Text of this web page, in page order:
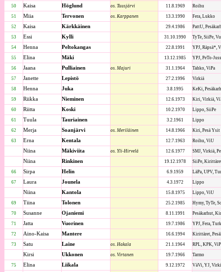
50 Kaisa Höglund os. Tuusjärvi 11.8.1969 Roihu
51 Miia Tervonen os. Karppanen 13.3.1990 Fera, Lukko
52 Kaisa Kärkkäinen 29.4.1986 PattU,
53 Essi Kylli 31.10.1990 TyTe, SiiPe,
54 Henna Peltokangas 22.8.1991 YPJ, Räpsä*,
55 Elina Mäki 13.12.1985 YPJ, PeTo-
56 Jaana Pulliainen os. Majuri 31.1.1964 Tahko, ViPa
57 Janette Lepistö 27.2.1996 Virkiä
58 Henna Juka 3.8.1995 KeKi,
59 Riikka Nieminen 12.6.1973 Kiri, Virkiä,
60 Riitta Koski 10.2.1970 Lippo, SiiPe
61 Tuula Tauriainen 3.2.1961 Lippo
62 Merja Soanjärvi os. Meriläinen 14.8.1966 Kiri, Pesä Ysit
63 Erna Kentala 12.7.1963 Roihu, ViU
Niina Mäkiviita os. Yli-Hirvelä 12.6.1977 SMJ, Virkiä,
Niina Rinkinen 19.12.1978 SiiPe,
66 Sirpa Helin 6.9.1959 LäPa, UPV,
67 Laura Jounela 4.3.1972 Lippo
Niina Kantola 15.8.1975 Lippo, ViU
69 Tiina Tolonen 25.2.1985 Hymy, TyTe,
70 Susanne Ojaniemi 8.11.1991 Pesäkarhut,
71 Jatta Vuorinen 19.7.1986 YPJ, Fera,
72 Aino-Kaisa Mantere 16.6.1994 Kirittäret,
73 Satu Laine os. Hakala 21.1.1964 RPL, KPK,
Kirsi Ukkonen os. Virtanen 19.7.1966 Tarmo
75 Elina Liikala 9.12.1972 VäVi, YJ,